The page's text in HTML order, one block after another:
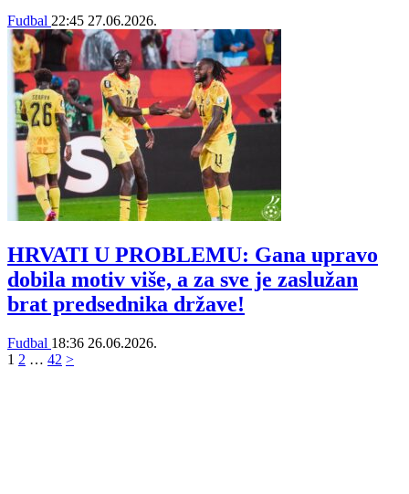
Fudbal 22:45 27.06.2026.
HRVATI U PROBLEMU: Gana upravo
dobila motiv više, a za sve je zaslužan
brat predsednika države!
Fudbal 18:36 26.06.2026.
1 2 … 42 >